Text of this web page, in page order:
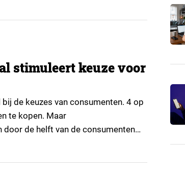
stimuleert keuze voor
de keuzes van consumenten. 4 op
te kopen. Maar
de helft van de consumenten